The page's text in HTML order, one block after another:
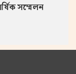
সম্মেলন